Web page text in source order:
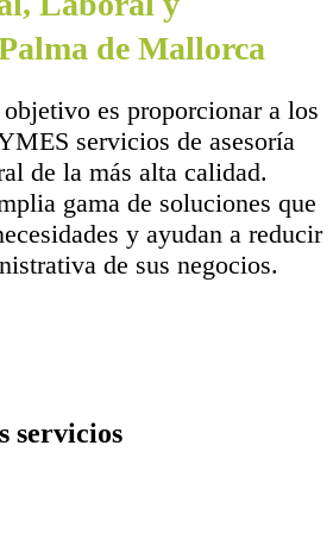
de Mallorca
es proporcionar a los
servicios de asesoría
de la más alta calidad.
gama de soluciones que
y ayudan a reducir
de sus negocios.
servicios